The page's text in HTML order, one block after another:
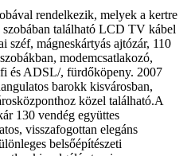
rendelkezik, melyek a kertre
található LCD TV kábel
széf, mágneskártyás ajtózár, 110
modemcsatlakozó,
és ADSL/, fürdőköpeny. 2007
barokk kisvárosban,
közel található.A
130 vendég együttes
visszafogottan elegáns
belsőépítészeti